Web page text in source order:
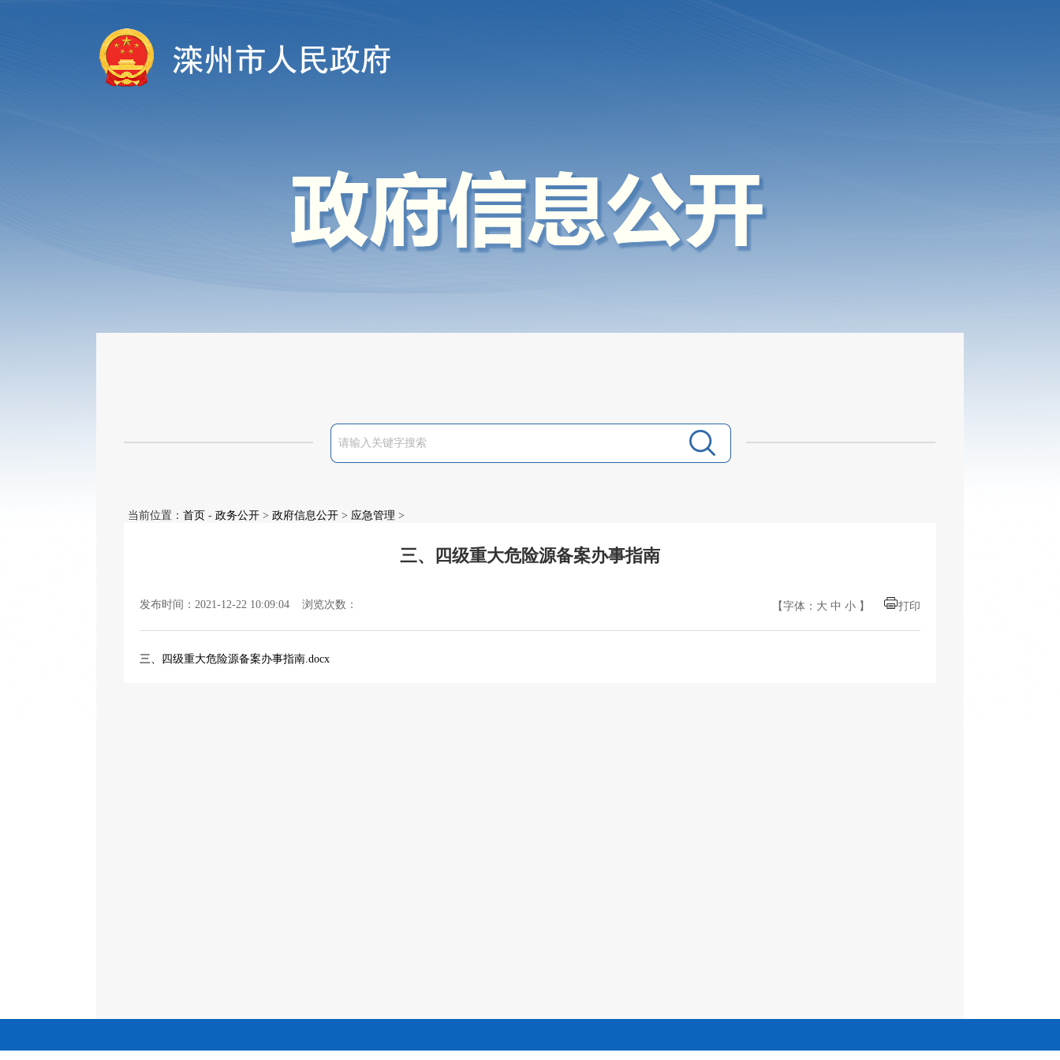
当前位置： 首页 - 政务公开 > 政府信息公开 > 应急管理 >
三、四级重大危险源备案办事指南
发布时间：2021-12-22 10:09:04 浏览次数： 【字体： 大 中 小 】 打印
三、四级重大危险源备案办事指南.docx